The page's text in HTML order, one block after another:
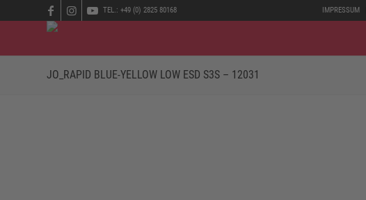
IMPRESSUM
TEL.: +49 (0) 2825 80168
JO_RAPID BLUE-YELLOW LOW ESD S3S – 12031